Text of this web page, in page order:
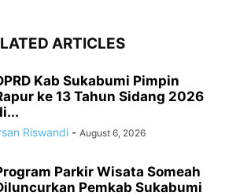
ARTICLES
Kab Sukabumi Pimpin
ke 13 Tahun Sidang 2026
Riswandi - August 6, 2026
Parkir Wisata Someah
Pemkab Sukabumi